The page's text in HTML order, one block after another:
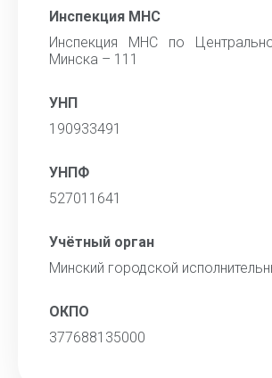
Инспекция МНС
Инспекция МНС по
Минска – 111
УНП
190933491
УНПФ
527011641
Учётный орган
Минский городской
ОКПО
377688135000